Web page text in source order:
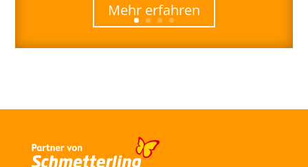
Mehr erfahren